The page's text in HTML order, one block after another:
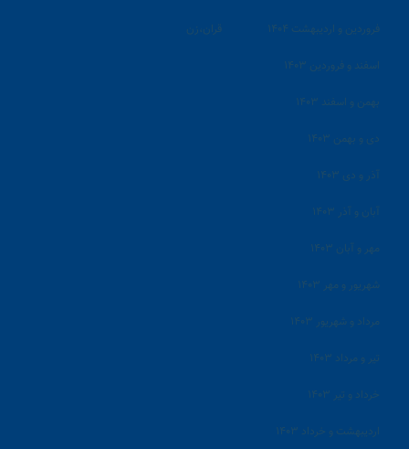
فروردین و اردیبهشت ۱۴۰۴
اسفند و فروردین ۱۴۰۳
بهمن و اسفند ۱۴۰۳
دی و بهمن ۱۴۰۳
آذر و دی ۱۴۰۳
آبان و آذر ۱۴۰۳
مهر و آبان ۱۴۰۳
شهریور و مهر ۱۴۰۳
مرداد و شهریور ۱۴۰۳
تیر و مرداد ۱۴۰۳
خرداد و تیر ۱۴۰۳
اردیبهشت و خرداد ۱۴۰۳
قران،زن